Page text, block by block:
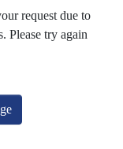
request due to
Please try again